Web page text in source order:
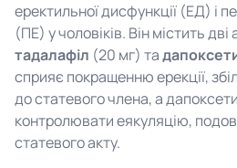
еректильної дисфункції (ЕД) і
(ПЕ) у чоловіків. Він містить
тадалафіл (20 мг) та
сприяє покращенню ерекції,
до статевого члена, а
контролювати еякуляцію,
статевого акту.